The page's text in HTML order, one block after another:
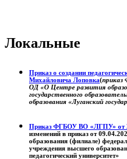
Локальные
Приказ о создании
Михайловича Лоповка(
ОД «О Центре развития
государственного
образования «Луганский
Приказ ФГБОУ ВО «ЛГПУ» от
изменений в приказ от
образования (филиале)
учреждения высшего
педагогический университет»